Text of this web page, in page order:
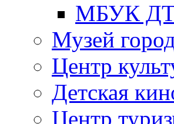
МБУК ДТ
Музей
Центр
Детская
Центр